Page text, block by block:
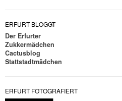
ERFURT BLOGGT
Der Erfurter
Zukkermädchen
Cactusblog
Stattstadtmädchen
ERFURT FOTOGRAFIERT